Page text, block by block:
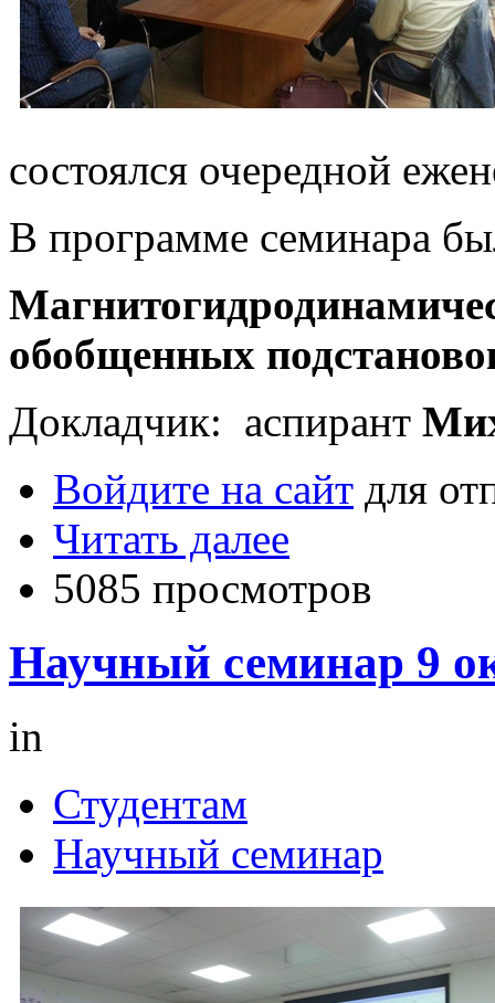
состоялся очередной
В программе семинара
обобщенных
Докладчик: аспирант
Войдите на сайт для
Читать далее
5085 просмотров
Научный семинар 9
in
Студентам
Научный семинар